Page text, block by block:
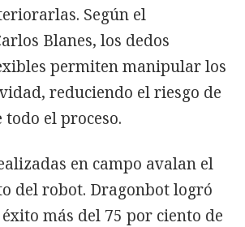
Según el
Blanes, los dedos
permiten manipular los
reduciendo el riesgo de
el proceso.
en campo avalan el
del robot. Dragonbot logró
más del 75 por ciento de